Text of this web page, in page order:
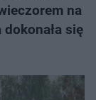
na
się